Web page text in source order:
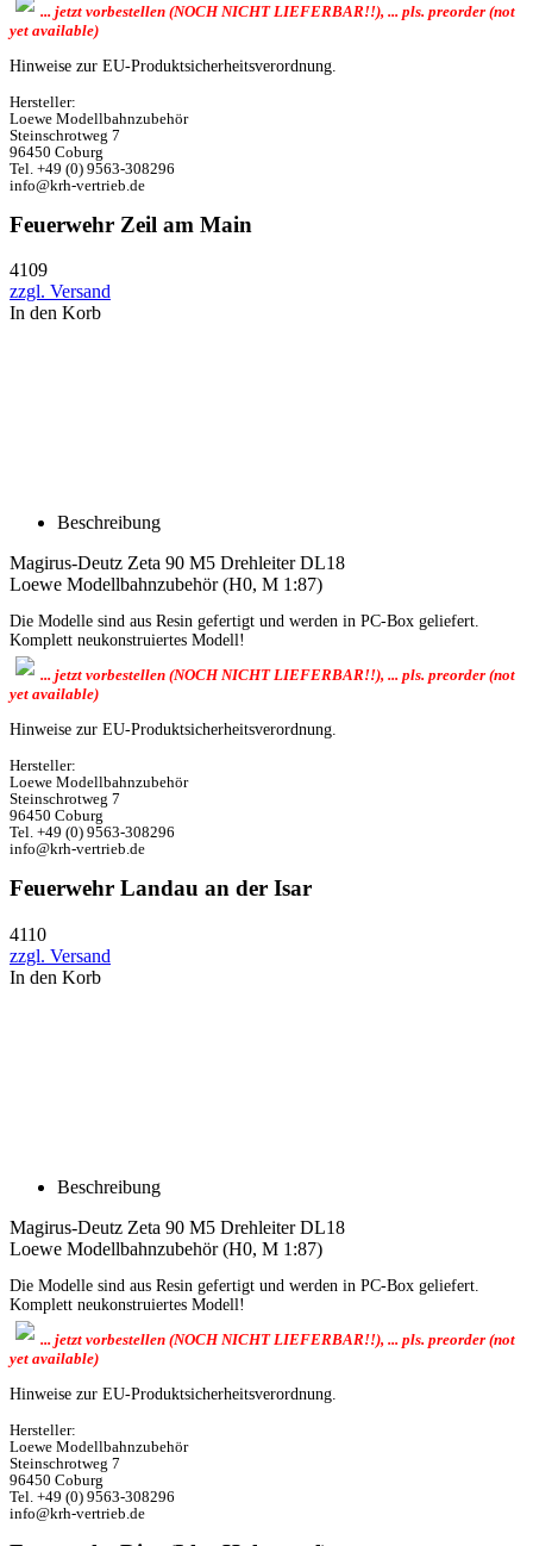
... jetzt vorbestellen (NOCH NICHT LIEFERBAR!!), ... pls. preorder (not
yet available)
Hinweise zur EU-Produktsicherheitsverordnung.
Hersteller:
Loewe Modellbahnzubehör
Steinschrotweg 7
96450 Coburg
Tel. +49 (0) 9563-308296
info@krh-vertrieb.de
Feuerwehr Zeil am Main
4109
zzgl. Versand
In den Korb
Beschreibung
Magirus-Deutz Zeta 90 M5 Drehleiter DL18
Loewe Modellbahnzubehör (H0, M 1:87)
Die Modelle sind aus Resin gefertigt und werden in PC-Box geliefert.
Komplett neukonstruiertes Modell!
... jetzt vorbestellen (NOCH NICHT LIEFERBAR!!), ... pls. preorder (not
yet available)
Hinweise zur EU-Produktsicherheitsverordnung.
Hersteller:
Loewe Modellbahnzubehör
Steinschrotweg 7
96450 Coburg
Tel. +49 (0) 9563-308296
info@krh-vertrieb.de
Feuerwehr Landau an der Isar
4110
zzgl. Versand
In den Korb
Beschreibung
Magirus-Deutz Zeta 90 M5 Drehleiter DL18
Loewe Modellbahnzubehör (H0, M 1:87)
Die Modelle sind aus Resin gefertigt und werden in PC-Box geliefert.
Komplett neukonstruiertes Modell!
... jetzt vorbestellen (NOCH NICHT LIEFERBAR!!), ... pls. preorder (not
yet available)
Hinweise zur EU-Produktsicherheitsverordnung.
Hersteller:
Loewe Modellbahnzubehör
Steinschrotweg 7
96450 Coburg
Tel. +49 (0) 9563-308296
info@krh-vertrieb.de